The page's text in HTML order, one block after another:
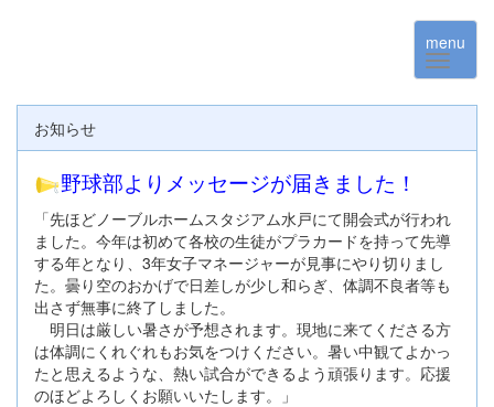
menu
お知らせ
野球部よりメッセージが届きました！
「先ほどノーブルホームスタジアム水戸にて開会式が行われ
ました。今年は初めて各校の生徒がプラカードを持って先導
する年となり、3年女子マネージャーが見事にやり切りまし
た。曇り空のおかげで日差しが少し和らぎ、体調不良者等も
出さず無事に終了しました。
明日は厳しい暑さが予想されます。現地に来てくださる方
は体調にくれぐれもお気をつけください。暑い中観てよかっ
たと思えるような、熱い試合ができるよう頑張ります。応援
のほどよろしくお願いいたします。」